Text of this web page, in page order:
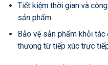
Tiết kiệm thời gian và
sản phẩm.
Bảo vệ sản phẩm khỏi
thương từ tiếp xúc trực